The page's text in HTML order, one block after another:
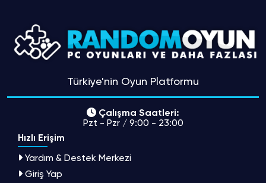
Türkiye'nin Oyun Platformu
Çalışma Saatleri:
Pzt - Pzr / 9:00 - 23:00
Hızlı Erişim
Yardım & Destek Merkezi
Giriş Yap